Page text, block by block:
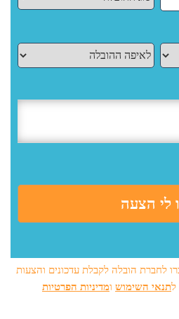
לחברת הובלה לקבלת עדכונים והצעות
לתנאי השימוש ומדיניות הפרטיות